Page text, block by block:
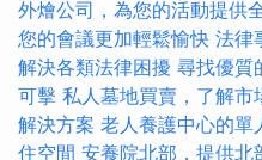
外燴公司，為您的活動提供
您的會議更加輕鬆愉快 法律
解決各類法律困擾 尋找優質
可擊 私人墓地買賣，了解市
解決方案 老人養護中心的單
住空間 安養院北部，提供北